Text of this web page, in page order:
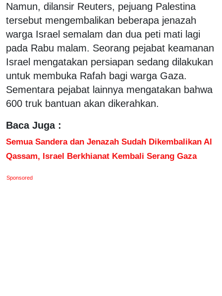
Namun, dilansir Reuters, pejuang Palestina
tersebut mengembalikan beberapa jenazah
warga Israel semalam dan dua peti mati lagi
pada Rabu malam. Seorang pejabat keamanan
Israel mengatakan persiapan sedang dilakukan
untuk membuka Rafah bagi warga Gaza.
Sementara pejabat lainnya mengatakan bahwa
600 truk bantuan akan dikerahkan.
Baca Juga :
Semua Sandera dan Jenazah Sudah Dikembalikan Al
Qassam, Israel Berkhianat Kembali Serang Gaza
Sponsored